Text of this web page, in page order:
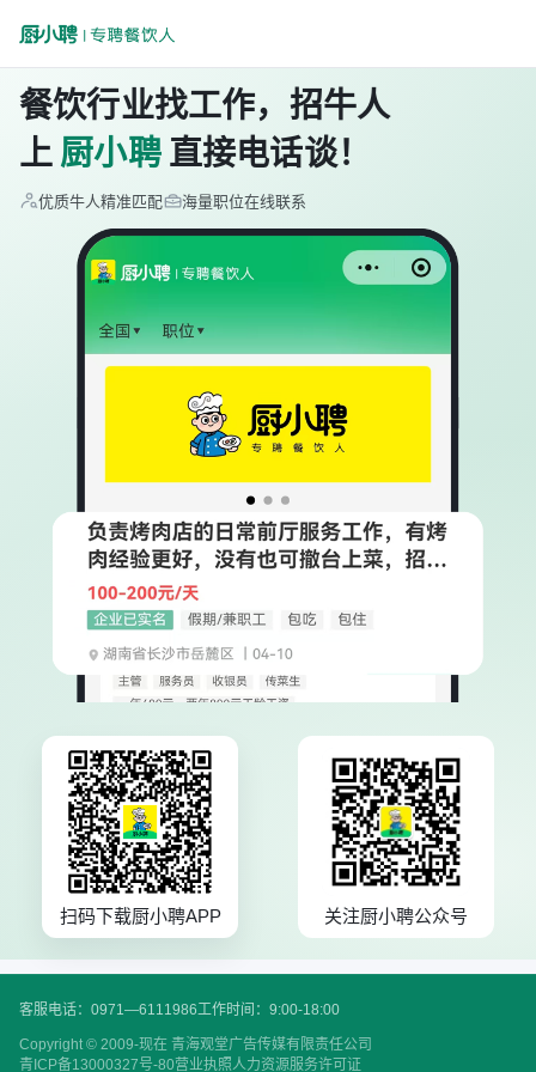
餐饮行业找工作，招牛人
上 厨小聘 直接电话谈！
优质牛人精准匹配 海量职位在线联系
扫码下载厨小聘APP 关注厨小聘公众号
客服电话：0971—6111986工作时间：9:00-18:00
Copyright © 2009-现在 青海观堂广告传媒有限责任公司
青ICP备13000327号-80营业执照人力资源服务许可证